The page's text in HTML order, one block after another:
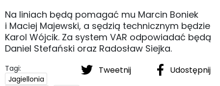
Na liniach będą pomagać mu Marcin Boniek
i Maciej Majewski, a sędzią technicznym będzie
Karol Wójcik. Za system VAR odpowiadać będą
Daniel Stefański oraz Radosław Siejka.
Tweetnij Udostępnij
Tagi:
Jagiellonia